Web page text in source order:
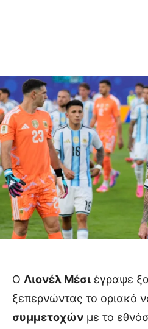
Ο Λιονέλ Μέσι έγραψε
ξεπερνώντας το οριακό
συμμετοχών με το